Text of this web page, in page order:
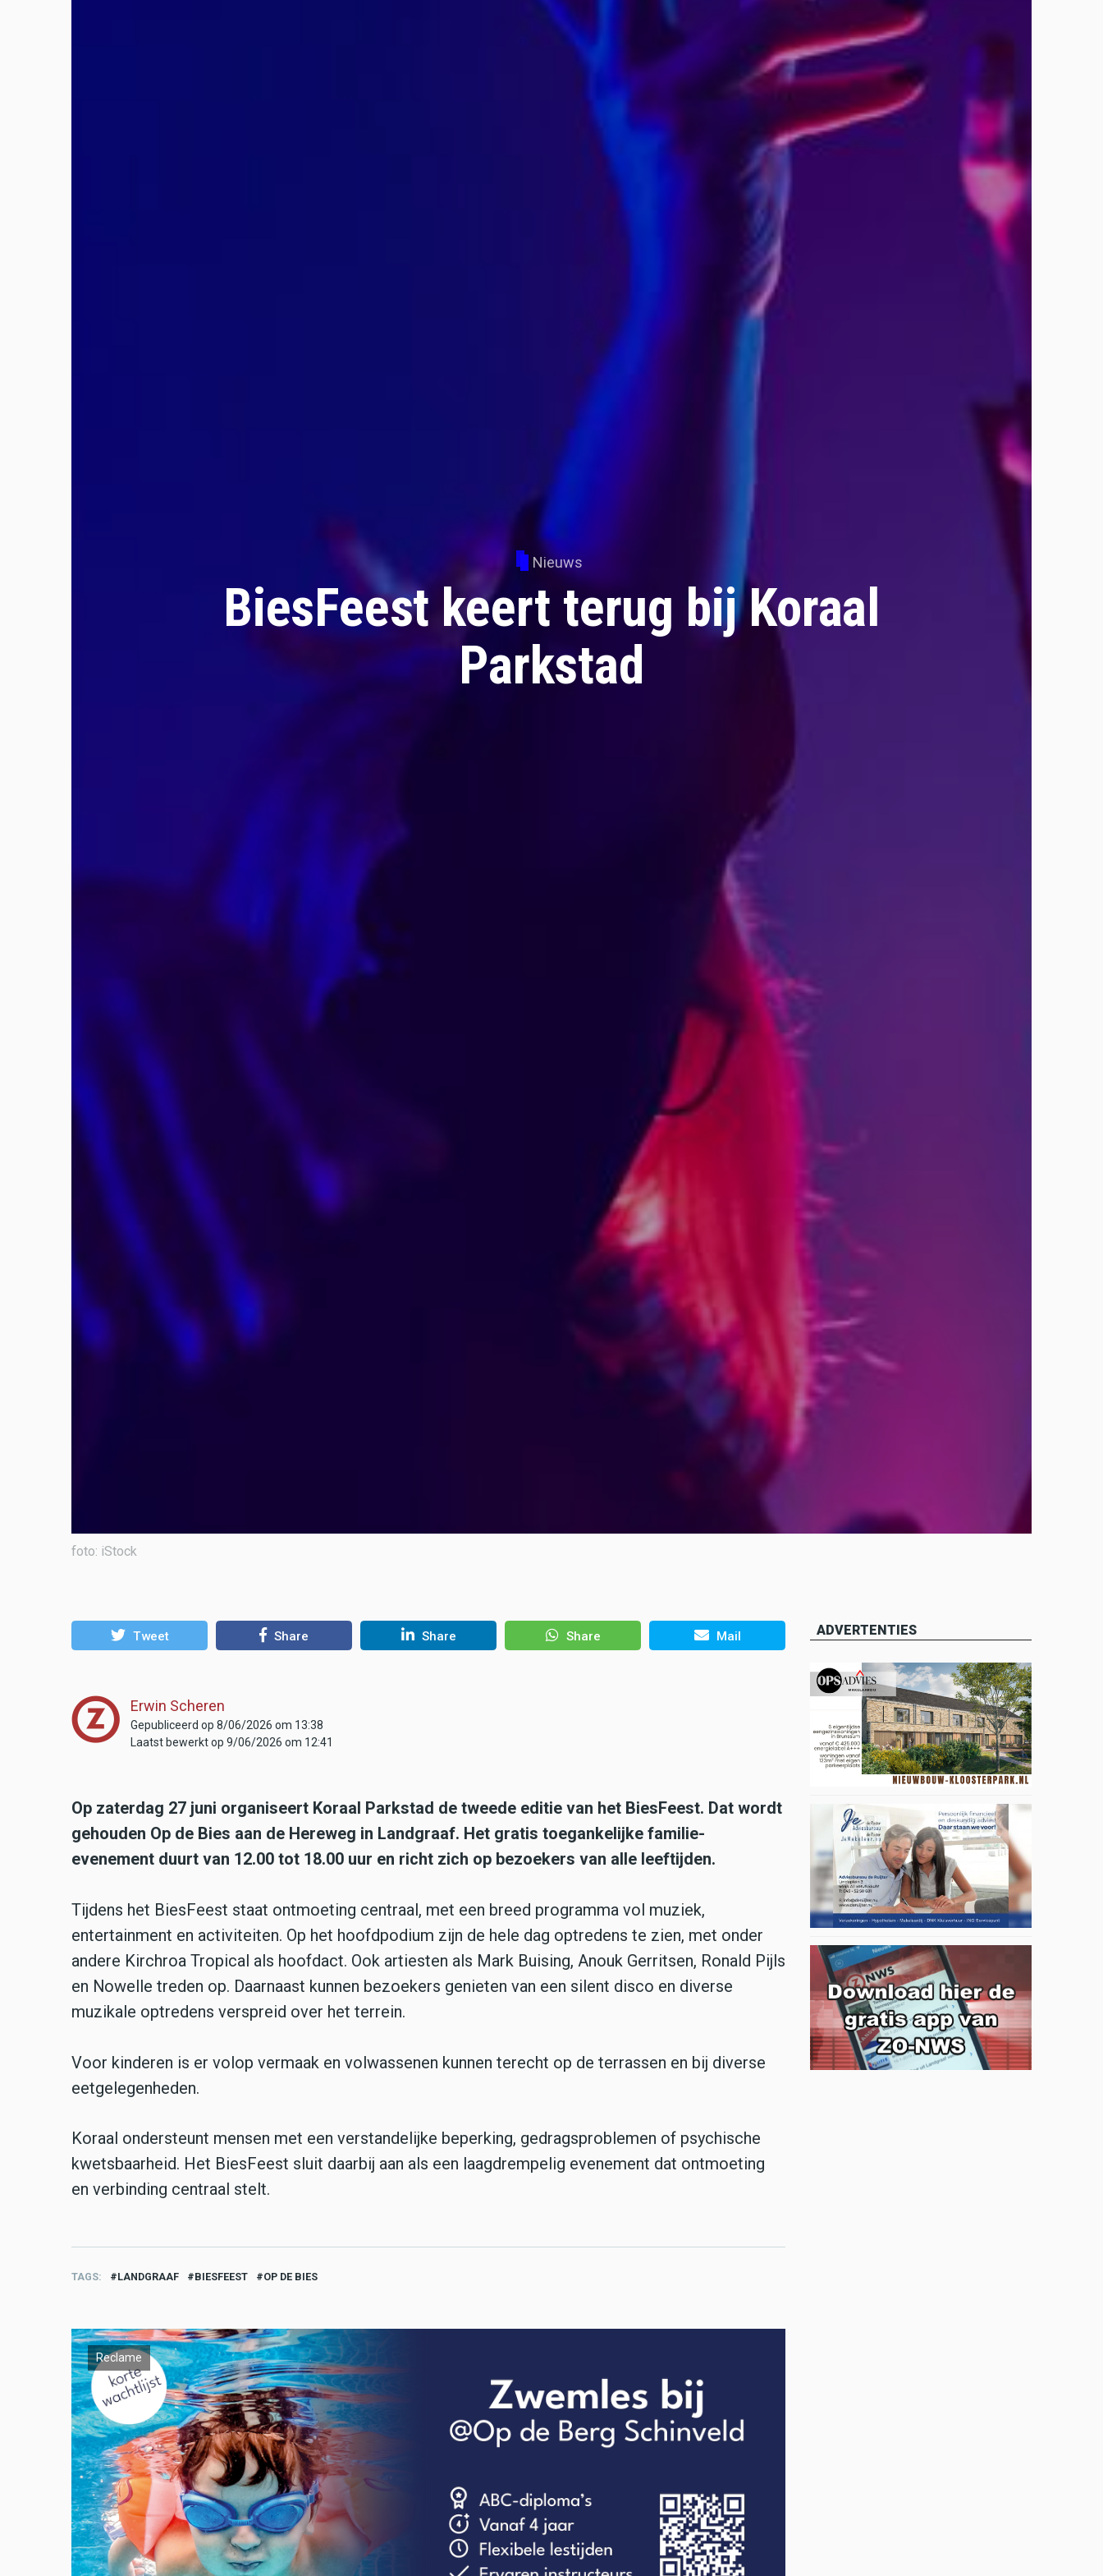
Nieuws
BiesFeest keert terug bij Koraal
Parkstad
foto: iStock
Tweet Share Share Share Mail
Erwin Scheren
Gepubliceerd op 8/06/2026 om 13:38
Laatst bewerkt op 9/06/2026 om 12:41
Op zaterdag 27 juni organiseert Koraal Parkstad de tweede editie van het BiesFeest. Dat wordt
gehouden Op de Bies aan de Hereweg in Landgraaf. Het gratis toegankelijke familie-
evenement duurt van 12.00 tot 18.00 uur en richt zich op bezoekers van alle leeftijden.
Tijdens het BiesFeest staat ontmoeting centraal, met een breed programma vol muziek,
entertainment en activiteiten. Op het hoofdpodium zijn de hele dag optredens te zien, met onder
andere Kirchroa Tropical als hoofdact. Ook artiesten als Mark Buising, Anouk Gerritsen, Ronald Pijls
en Nowelle treden op. Daarnaast kunnen bezoekers genieten van een silent disco en diverse
muzikale optredens verspreid over het terrein.
Voor kinderen is er volop vermaak en volwassenen kunnen terecht op de terrassen en bij diverse
eetgelegenheden.
Koraal ondersteunt mensen met een verstandelijke beperking, gedragsproblemen of psychische
kwetsbaarheid. Het BiesFeest sluit daarbij aan als een laagdrempelig evenement dat ontmoeting
en verbinding centraal stelt.
TAGS LANDGRAAF BIESFEEST OP DE BIES
Reclame
ADVERTENTIES